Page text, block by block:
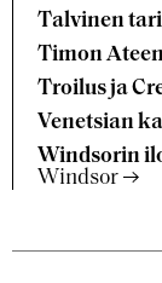
Talvinen
Timon
Troilus ja
Venetsian
Windsorin
Windsor